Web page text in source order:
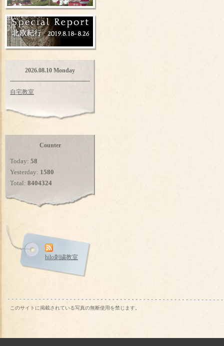
2026.08.10 Monday
自宅教室
Counter
Today: 58
Yesterday: 1580
Total: 8404324
hilo刺繍教室
このサイトに掲載されている写真の無断使用を禁じます。